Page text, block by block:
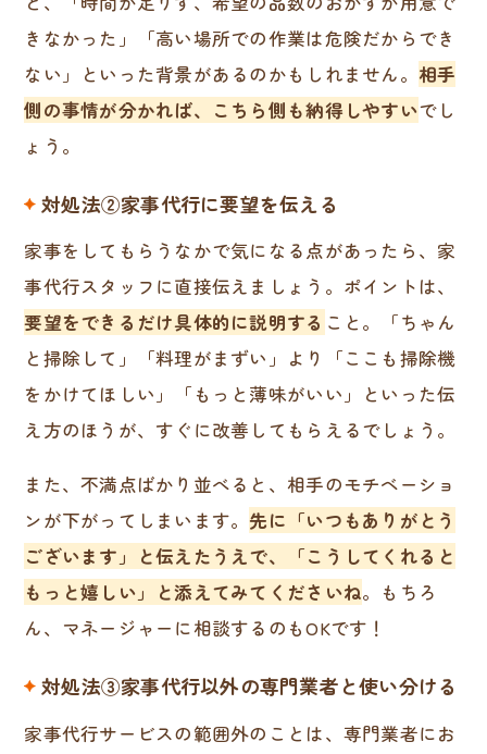
きなかった」「高い場所での作業は危険だからでき
ない」といった背景があるのかもしれません。 相手
側の事情が分かれば、こちら側も納得しやすいでし
ょう。
対処法②家事代行に要望を伝える
家事をしてもらうなかで気になる点があったら、家
事代行スタッフに直接伝えましょう。ポイントは、
要望をできるだけ具体的に説明する こと。「ちゃん
と掃除して」「料理がまずい」より「ここも掃除機
をかけてほしい」「もっと薄味がいい」といった伝
え方のほうが、すぐに改善してもらえるでしょう。
また、不満点ばかり並べると、相手のモチベーショ
ンが下がってしまいます。 先に「いつもありがとう
ございます」と伝えたうえで、「こうしてくれると
もっと嬉しい」と添えてみてくださいね。もちろ
ん、マネージャーに相談するのもOKです！
対処法③家事代行以外の専門業者と使い分ける
家事代行サービスの範囲外のことは、専門業者にお